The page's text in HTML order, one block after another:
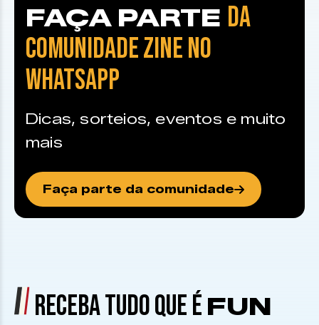
FAÇA PARTE DA
COMUNIDADE ZINE NO
WHATSAPP
Dicas, sorteios, eventos e muito
mais
Faça parte da comunidade
RECEBA TUDO QUE É FUN